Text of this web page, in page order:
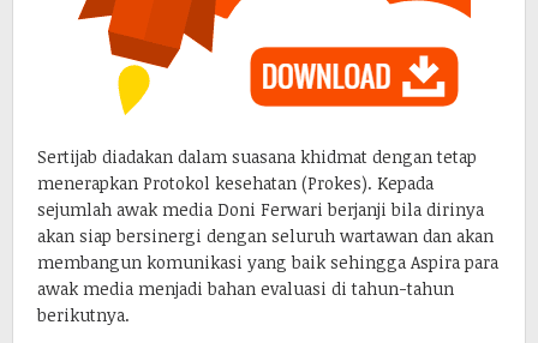
Sertijab diadakan dalam suasana khidmat dengan tetap
menerapkan Protokol kesehatan (Prokes). Kepada
sejumlah awak media Doni Ferwari berjanji bila dirinya
akan siap bersinergi dengan seluruh wartawan dan akan
membangun komunikasi yang baik sehingga Aspira para
awak media menjadi bahan evaluasi di tahun-tahun
berikutnya.